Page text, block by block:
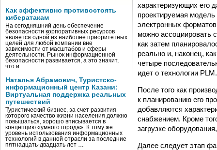
Как эффективно противостоять
кибератакам
На сегодняшний день обеспечение
безопасности корпоративных ресурсов
является одной из наиболее приоритетных
целей для любой компании вне
зависимости от масштабов и сферы
деятельности. Рынок информационной
безопасности развивается, а это значит,
что и …
Наталья Абрамович, Туристско-
информационный центр Казани:
Виртуальная поддержка реальных
путешествий
Туристический бизнес, за счет развития
которого качество жизни населения должно
повышаться, хорошо вписывается в
концепцию «умного города». К тому же
уровень использования информационных
технологий в данной отрасли за последние
пятнадцать-двадцать лет …
характеризующих его
проектируемая
электронных
можно ассоциировать
как затем
реально и, наконец,
четыре
идет о технологии PLM.
После того как
к планированию его
добавляются
снабжением. Кроме
загрузке
Далее следует этап